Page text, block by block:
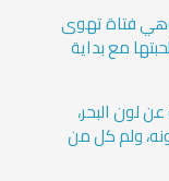
فتاة تهوى
مع بداية
لون البحر،
ولم كل من